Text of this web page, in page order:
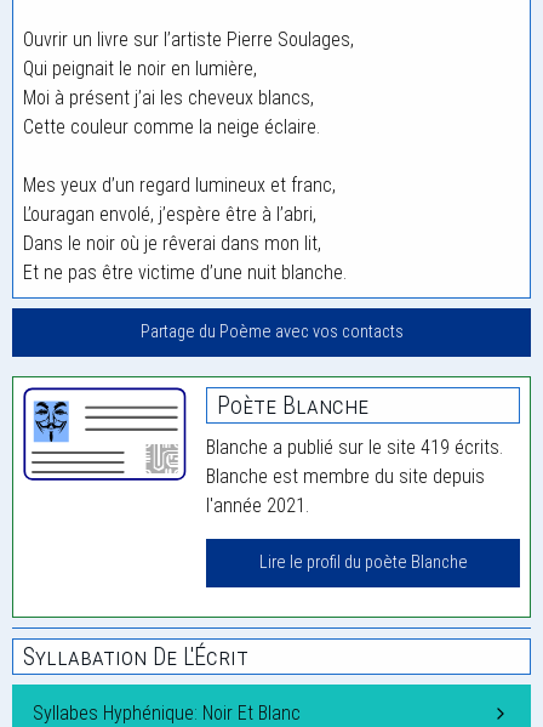
Ouvrir un livre sur l’artiste Pierre Soulages,
Qui peignait le noir en lumière,
Moi à présent j’ai les cheveux blancs,
Cette couleur comme la neige éclaire.
Mes yeux d’un regard lumineux et franc,
L’ouragan envolé, j’espère être à l’abri,
Dans le noir où je rêverai dans mon lit,
Et ne pas être victime d’une nuit blanche.
Partage du Poème avec vos contacts
Poète Blanche
Blanche a publié sur le site 419 écrits.
Blanche est membre du site depuis
l'année 2021.
Lire le profil du poète Blanche
Syllabation De L'Écrit
Syllabes Hyphénique: Noir Et Blanc